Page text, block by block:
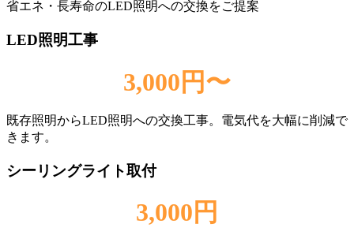
省エネ・長寿命のLED照明への交換をご提案
LED照明工事
3,000円〜
既存照明からLED照明への交換工事。電気代を大幅に削減で
きます。
シーリングライト取付
3,000円